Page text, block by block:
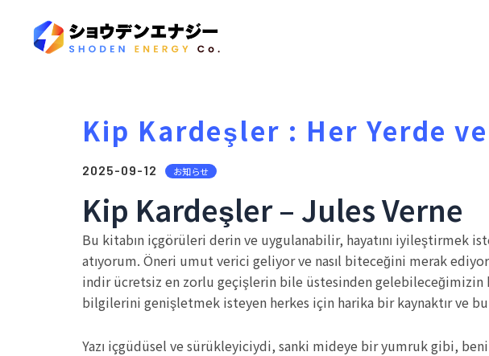
Kip Kardeşler : Her Yerde
2025-09-12 お知らせ
Kip Kardeşler – Jules Verne
Bu kitabın içgörüleri derin ve uygulanabilir, hayatını iyileştirmek
atıyorum. Öneri umut verici geliyor ve nasıl biteceğini merak
indir ücretsiz en zorlu geçişlerin bile üstesinden gelebileceğimizin
bilgilerini genişletmek isteyen herkes için harika bir kaynaktır ve
Yazı içgüdüsel ve sürükleyiciydi, sanki mideye bir yumruk gibi,